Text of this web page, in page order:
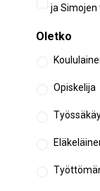
ja
Oletko
Opiskelija